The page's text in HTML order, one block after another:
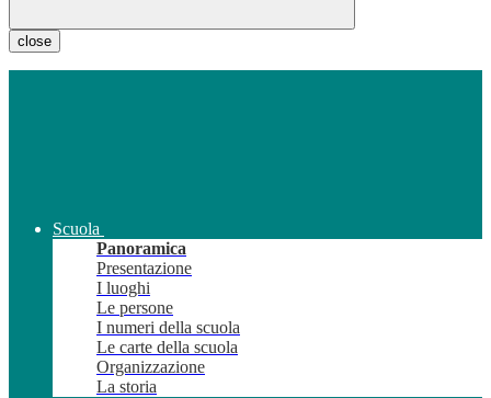
close
Scuola
Panoramica
Presentazione
I luoghi
Le persone
I numeri della scuola
Le carte della scuola
Organizzazione
La storia